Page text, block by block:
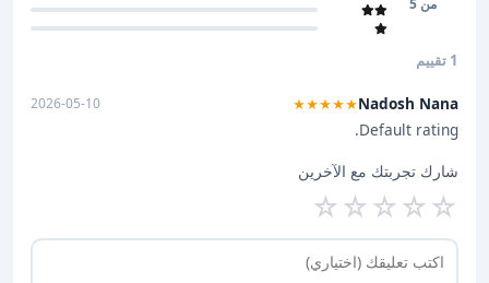
من 5
1 تقييم
Nadosh Nana
★★★★★
2026-05-10
Default rating.
شارك تجربتك مع الآخرين
☆
☆
☆
☆
☆